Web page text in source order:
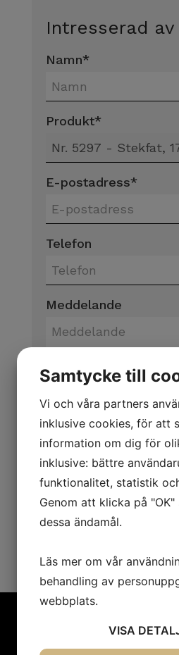
Intresserad
Namn*
Produkt*
E-postadress*
Telefon
Meddelande
Samtycke till
Vi och våra partners
inklusive cookies, för att
information om dig för
inklusive: bättre
funktionalitet, statistik
Genom att klicka på
dessa ändamål.
Läs mer om vår
behandling av
webbplats.
VISA